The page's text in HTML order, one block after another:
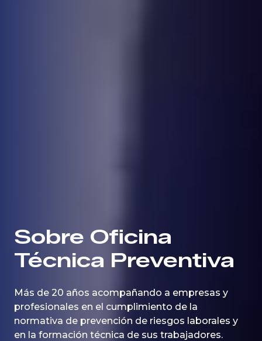
Sobre Oficina
Técnica Preventiva
Más de 20 años acompañando a empresas y
profesionales en el cumplimiento de la
normativa de prevención de riesgos laborales y
en la formación técnica de sus trabajadores.